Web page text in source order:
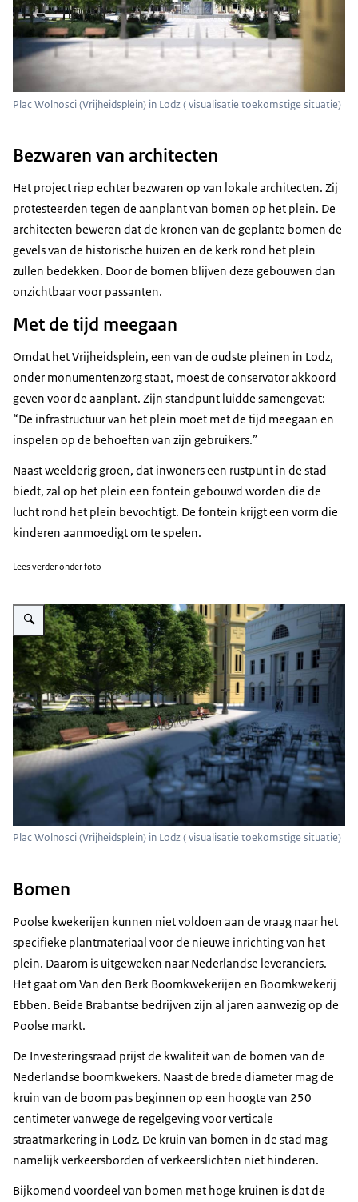
Plac Wolnosci (Vrijheidsplein) in Lodz ( visualisatie toekomstige situatie)
Bezwaren van architecten
Het project riep echter bezwaren op van lokale architecten. Zij
protesteerden tegen de aanplant van bomen op het plein. De
architecten beweren dat de kronen van de geplante bomen de
gevels van de historische huizen en de kerk rond het plein
zullen bedekken. Door de bomen blijven deze gebouwen dan
onzichtbaar voor passanten.
Met de tijd meegaan
Omdat het Vrijheidsplein, een van de oudste pleinen in Lodz,
onder monumentenzorg staat, moest de conservator akkoord
geven voor de aanplant. Zijn standpunt luidde samengevat:
“De infrastructuur van het plein moet met de tijd meegaan en
inspelen op de behoeften van zijn gebruikers.”
Naast weelderig groen, dat inwoners een rustpunt in de stad
biedt, zal op het plein een fontein gebouwd worden die de
lucht rond het plein bevochtigt. De fontein krijgt een vorm die
kinderen aanmoedigt om te spelen.
Lees verder onder foto
Vergroot afbeelding Plac Wolnosci (Vrijheidsplein) in Lodz
Plac Wolnosci (Vrijheidsplein) in Lodz ( visualisatie toekomstige situatie)
Bomen
Poolse kwekerijen kunnen niet voldoen aan de vraag naar het
specifieke plantmateriaal voor de nieuwe inrichting van het
plein. Daarom is uitgeweken naar Nederlandse leveranciers.
Het gaat om Van den Berk Boomkwekerijen en Boomkwekerij
Ebben. Beide Brabantse bedrijven zijn al jaren aanwezig op de
Poolse markt.
De Investeringsraad prijst de kwaliteit van de bomen van de
Nederlandse boomkwekers. Naast de brede diameter mag de
kruin van de boom pas beginnen op een hoogte van 250
centimeter vanwege de regelgeving voor verticale
straatmarkering in Lodz. De kruin van bomen in de stad mag
namelijk verkeersborden of verkeerslichten niet hinderen.
Bijkomend voordeel van bomen met hoge kruinen is dat de